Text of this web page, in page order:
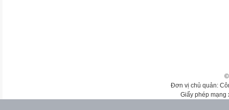
Đơn vị chủ quản:
Giấy phép mạng